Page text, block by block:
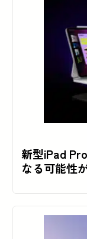
新型iPad
なる可能性